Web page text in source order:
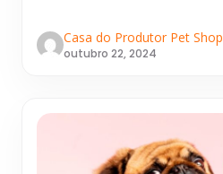
Casa do Produtor Pet Shop
outubro 22, 2024